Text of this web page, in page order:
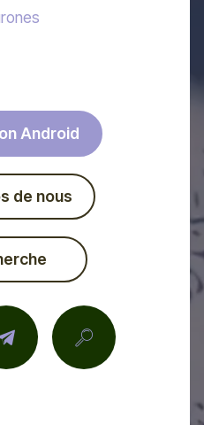
Android
de nous